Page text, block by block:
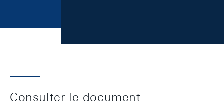
Consulter le document